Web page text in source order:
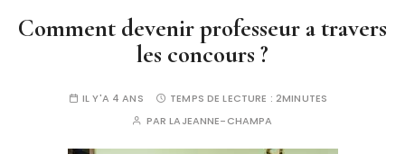
Comment devenir professeur a travers
les concours ?
IL Y'A 4 ANS TEMPS DE LECTURE : 2MINUTES
PARLAJEANNE-CHAMPA